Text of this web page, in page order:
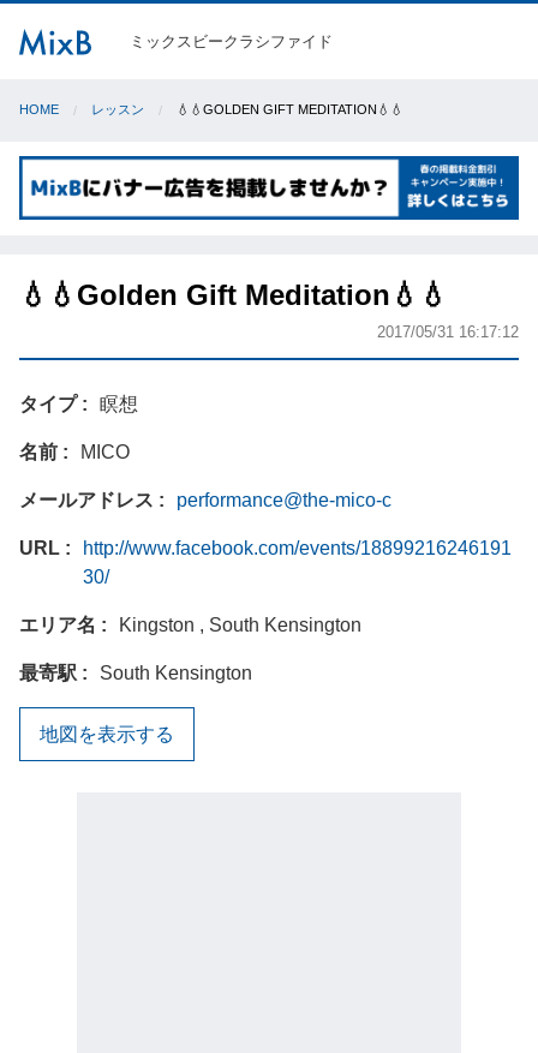
ミックスビークラシファイド
HOME レッスン 💧💧GOLDEN GIFT MEDITATION💧💧
💧💧Golden Gift Meditation💧💧
2017/05/31 16:17:12
タイプ 瞑想
名前 MICO
メールアドレス performance@the-mico-c
URL
http://www.facebook.com/events/18899216246191
30/
エリア名 Kingston , South Kensington
最寄駅 South Kensington
地図を表示する